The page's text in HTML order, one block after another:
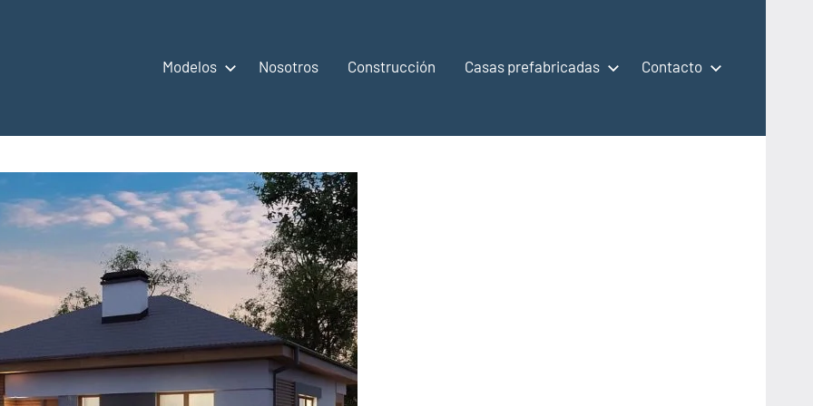
Modelos Nosotros Construcción Casas prefabricadas Contacto